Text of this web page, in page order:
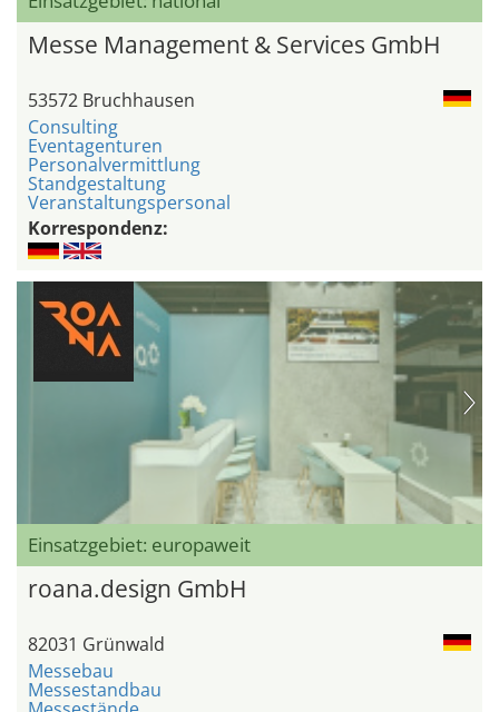
Messe Management & Services GmbH
53572 Bruchhausen
Consulting
Eventagenturen
Personalvermittlung
Standgestaltung
Veranstaltungspersonal
Korrespondenz:
Einsatzgebiet: europaweit
roana.design GmbH
82031 Grünwald
Messebau
Messestandbau